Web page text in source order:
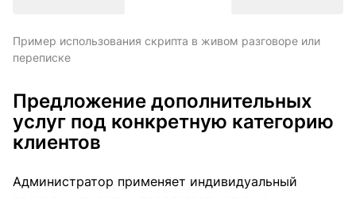
Пример использования скрипта в живом разговоре или
переписке
Предложение дополнительных
услуг под конкретную категорию
клиентов
Администратор применяет индивидуальный